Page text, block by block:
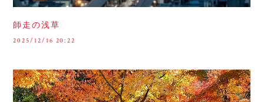
師走の浅草
2025/12/16 20:22